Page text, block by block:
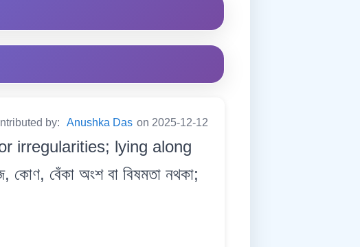
by: Anushka Das on 2025-12-12
irregularities; lying along
বেঁকা অংশ বা বিষমতা নথকা;